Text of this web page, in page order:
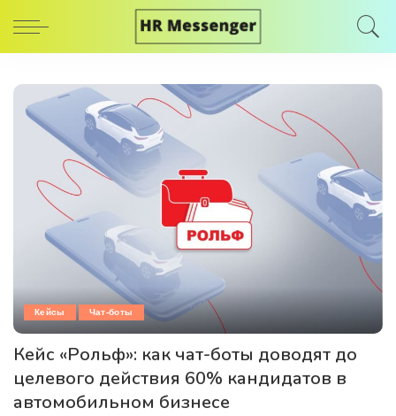
Кейсы Чат-боты
Кейс «Рольф»: как чат-боты доводят до
целевого действия 60% кандидатов в
автомобильном бизнесе